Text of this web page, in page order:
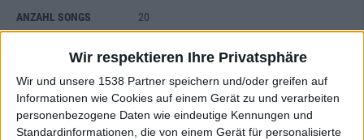
Wir respektieren Ihre Privatsphäre
Wir und unsere 1538 Partner speichern und/oder greifen auf
Informationen wie Cookies auf einem Gerät zu und verarbeiten
personenbezogene Daten wie eindeutige Kennungen und
Standardinformationen, die von einem Gerät für personalisierte
ANZAHL SONGS
20
2007-04-20
NIX GUT RECORDS GMBH